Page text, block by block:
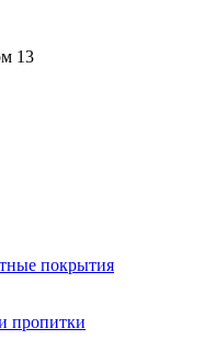
13
покрытия
пропитки